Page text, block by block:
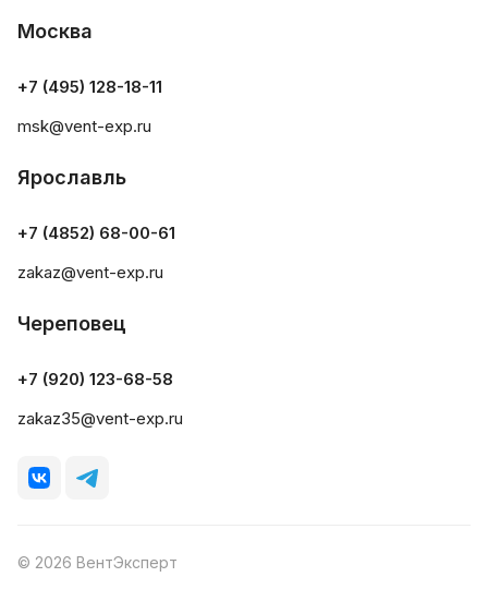
Москва
+7 (495) 128-18-11
msk@vent-exp.ru
Ярославль
+7 (4852) 68-00-61
zakaz@vent-exp.ru
Череповец
+7 (920) 123-68-58
zakaz35@vent-exp.ru
© 2026 ВентЭксперт